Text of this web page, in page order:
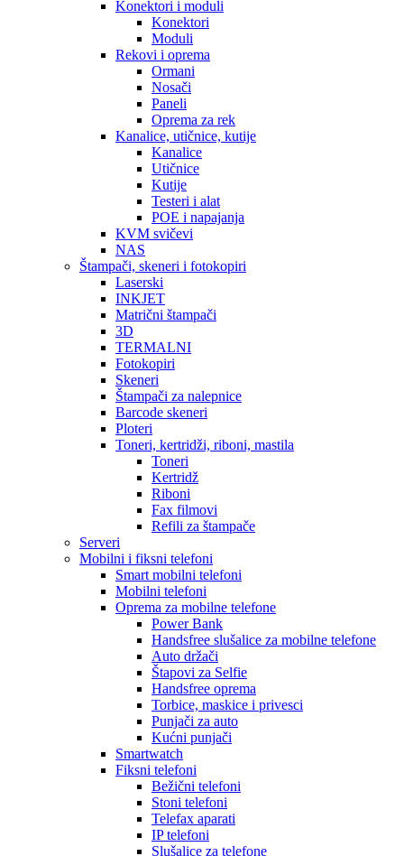
Konektori i moduli
Konektori
Moduli
Rekovi i oprema
Ormani
Nosači
Paneli
Oprema za rek
Kanalice, utičnice, kutije
Kanalice
Utičnice
Kutije
Testeri i alat
POE i napajanja
KVM svičevi
NAS
Štampači, skeneri i fotokopiri
Laserski
INKJET
Matrični štampači
3D
TERMALNI
Fotokopiri
Skeneri
Štampači za nalepnice
Barcode skeneri
Ploteri
Toneri, kertridži, riboni, mastila
Toneri
Kertridž
Riboni
Fax filmovi
Refili za štampače
Serveri
Mobilni i fiksni telefoni
Smart mobilni telefoni
Mobilni telefoni
Oprema za mobilne telefone
Power Bank
Handsfree slušalice za mobilne telefone
Auto držači
Štapovi za Selfie
Handsfree oprema
Torbice, maskice i privesci
Punjači za auto
Kućni punjači
Smartwatch
Fiksni telefoni
Bežični telefoni
Stoni telefoni
Telefax aparati
IP telefoni
Slušalice za telefone